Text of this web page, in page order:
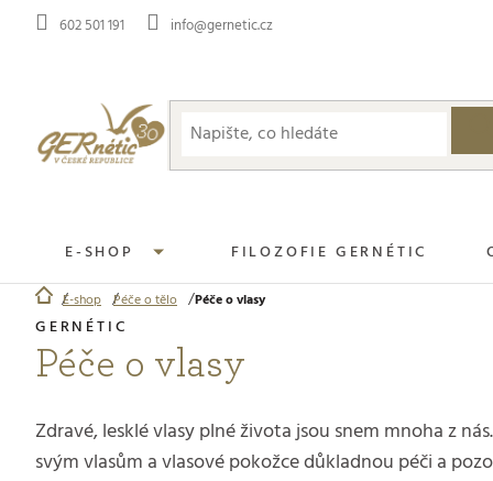
Přejít
602 501 191 info@gernetic.cz
E-SHOP FILOZOFIE GERNÉTIC
Domů
E-shop Péče o tělo Péče o vlasy
Péče o vlasy
Zdravé, lesklé vlasy plné života jsou snem mnoha z
svým vlasům a vlasové pokožce důkladnou péči a